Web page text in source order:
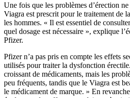
Une fois que les problèmes d’érection
Viagra est prescrit pour le traitement de
les hommes. « Il est essentiel de
quel dosage est nécessaire », explique
Pfizer.
Pfizer n’a pas pris en compte les effets
utilisés pour traiter la dysfonction
croissant de médicaments, mais les
peu fréquents, tandis que le Viagra est
le médicament de marque. » En